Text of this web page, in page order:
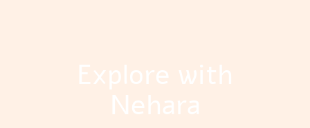
Explore with
Nehara